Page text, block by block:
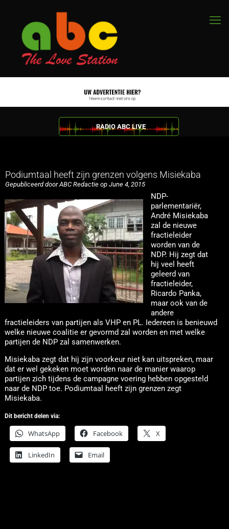
RADIO ABC LIVE
Podiumtaal heeft zijn grenzen volgens Misiekaba
Gepubliceerd door ABC Redactie op June 4, 2015
NDP-
parlementariër,
André Misiekaba
zal de nieuwe
fractieleider
worden van de
NDP. Hij zegt dat
hij veel heeft
geleerd van
fractieleider,
Ricardo Panka,
maar ook van de
andere
fractieleiders van partijen als VHP en PL. Iedereen is benieuwd
welke nieuwe coalitie er gevormd zal worden en met welke
partijen de NDP zal samenwerken.
Misiekaba zegt dat hij zijn voorkeur niet kan uitspreken, maar
dat er wel gekeken moet worden naar de manier waarop
partijen zich tijdens de campagne voering hebben opgesteld
naar de NDP toe. Podiumtaal heeft zijn grenzen zegt
Misiekaba.
Dit bericht delen via:
WhatsApp Facebook X
LinkedIn Email